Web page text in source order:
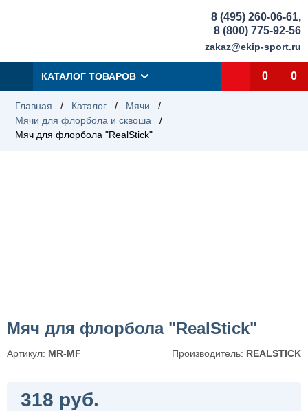
8 (495) 260-06-61,
8 (800) 775-92-56
zakaz@ekip-sport.ru
КАТАЛОГ ТОВАРОВ 0 0
Главная / Каталог / Мячи
/
Мячи для флорбола и сквоша
/
Мяч для флорбола "RealStick"
Мяч для флорбола "RealStick"
Артикул: MR-MF Производитель: REALSTICK
318 руб.